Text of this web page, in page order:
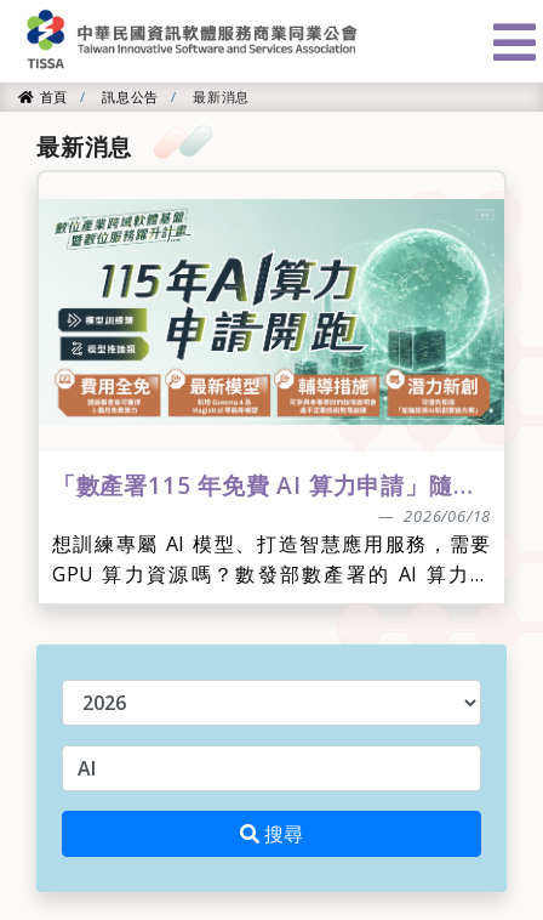
首頁
首頁 訊息公告 最新消息
最新消息
「數產署115 年免費 AI 算力申請」隨送批次審🚀 模型推論類第三梯次8/10截止💥
2026/06/18
想訓練專屬 AI 模型、打造智慧應用服務，需要
GPU 算力資源嗎？數發部數產署的 AI 算力平
台，提供符合資格的 AI 新創團隊及資服業者免費
✨ 亮點如下1️⃣ 費用全免：線...
年度
請輸入關鍵字
搜尋
搜尋